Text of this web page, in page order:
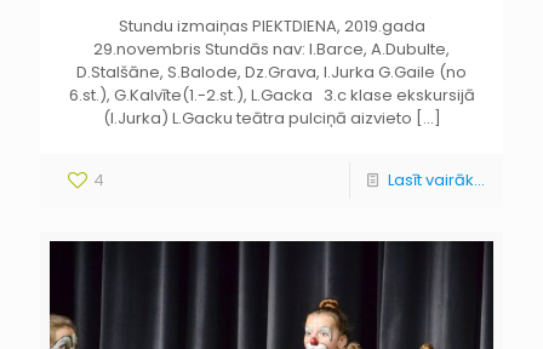
Stundu izmaiņas PIEKTDIENA, 2019.gada
29.novembris Stundās nav: I.Barce, A.Dubulte,
D.Stalšāne, S.Balode, Dz.Grava, I.Jurka G.Gaile (no
6.st.), G.Kalvīte(1.-2.st.), L.Gacka 3.c klase ekskursijā
(I.Jurka) L.Gacku teātra pulciņā aizvieto […]
4 Lasīt vairāk...